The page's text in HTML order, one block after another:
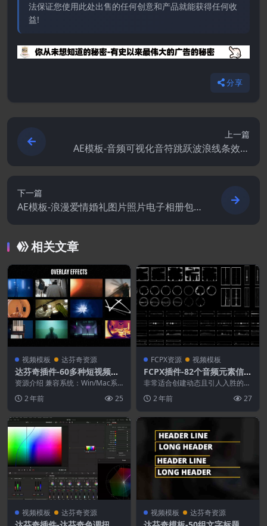
法保证您使用此处出售的任何创意和产品就能获得任何收
益!
分享
上一篇
AE模板-音频可视化音符跳跃波浪线条效果
背景动画
下一篇
AE模板-浪漫爱情婚礼图片照片电子相册包
装展示动画
相关文章
视频模板 达芬奇资源
达芬奇插件-60多种短视频音
乐MV宣传文字标题转场特效
包装动画
资源介绍 兼容系统：Win/Mac系
高版本...
2 年前 25
FCPX资源 视频模板
FCPX插件-82个音频元素信息
图表图形动画
非常适合创建动态且引人入胜的演
乐可视化。自定义颜色...
2 年前 27
视频模板 达芬奇资源 视频模板 达芬奇资源